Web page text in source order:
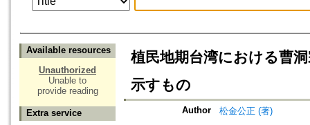
Available resources
Unauthorized
Unable to
provide reading
Extra service
植民地期台湾における曹
示すもの
Author
松金公正 (著)